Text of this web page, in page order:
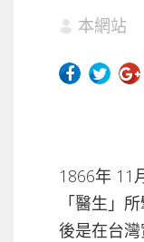
本網站
1866年 11
「醫生」
後是在台